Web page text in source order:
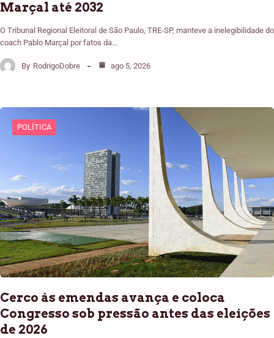
Marçal até 2032
O Tribunal Regional Eleitoral de São Paulo, TRE-SP, manteve a inelegibilidade do
coach Pablo Marçal por fatos da…
By RodrigoDobre ago 5, 2026
POLÍTICA
Cerco às emendas avança e coloca
Congresso sob pressão antes das eleições
de 2026